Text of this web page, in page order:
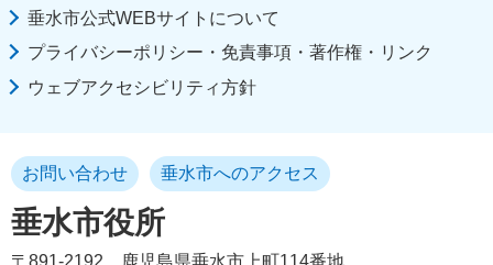
垂水市公式WEBサイトについて
プライバシーポリシー・免責事項・著作権・リンク
ウェブアクセシビリティ方針
垂水市役所
お問い合わせ 垂水市へのアクセス